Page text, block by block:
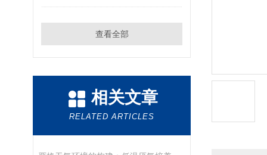
查看全部
相关文章
RELATED ARTICLES